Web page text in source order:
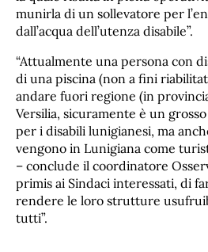
munirla di un sollevatore per
dall’acqua dell’utenza disabile”.
“Attualmente una persona con
di una piscina (non a fini
andare fuori regione (in
Versilia, sicuramente è un
per i disabili lunigianesi, ma
vengono in Lunigiana come
– conclude il coordinatore
primis ai Sindaci interessati, di
rendere le loro strutture
tutti”.